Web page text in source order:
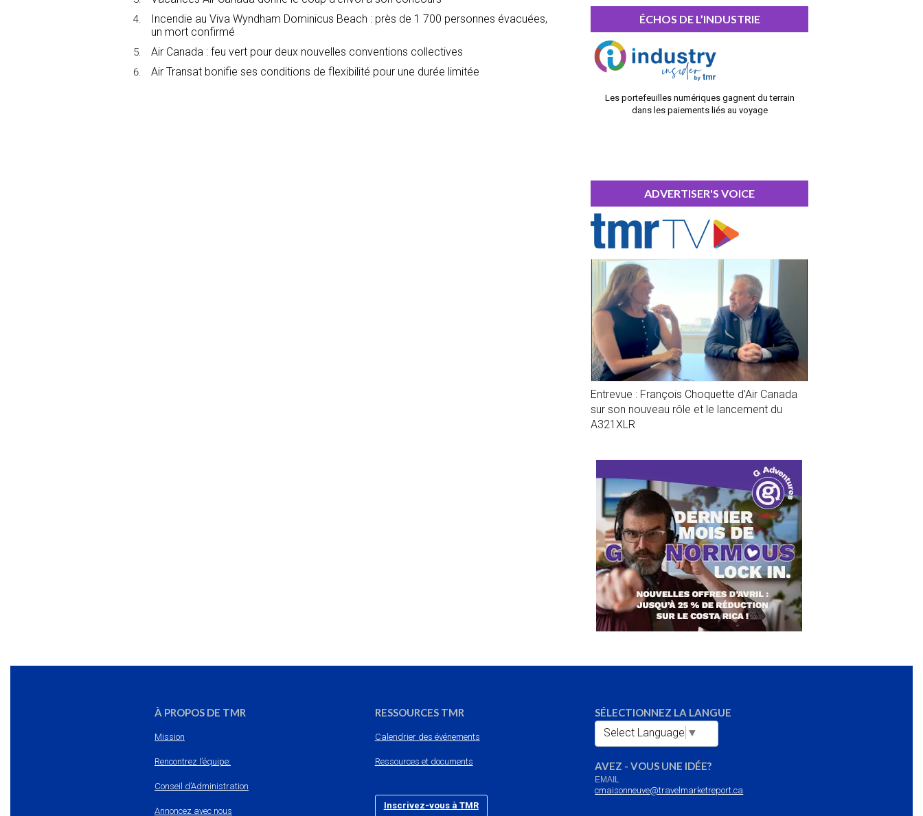
Incendie au Viva Wyndham Dominicus Beach : près de 1 700 personnes évacuées,
un mort confirmé
Air Canada : feu vert pour deux nouvelles conventions collectives
Air Transat bonifie ses conditions de flexibilité pour une durée limitée
ÉCHOS DE L’INDUSTRIE
Les portefeuilles numériques gagnent du terrain
dans les paiements liés au voyage
ADVERTISER'S VOICE
Entrevue : François Choquette d’Air Canada
sur son nouveau rôle et le lancement du
A321XLR
À PROPOS DE TMR
Mission
Rencontrez l’équipe:
Conseil d’Administration
Annoncez avec nous
RESSOURCES TMR
Calendrier des événements
Ressources et documents
Inscrivez-vous à TMR
SÉLECTIONNEZ LA LANGUE
Select Language ▼
AVEZ - VOUS UNE IDÉE?
EMAIL
cmaisonneuve@travelmarketreport.ca